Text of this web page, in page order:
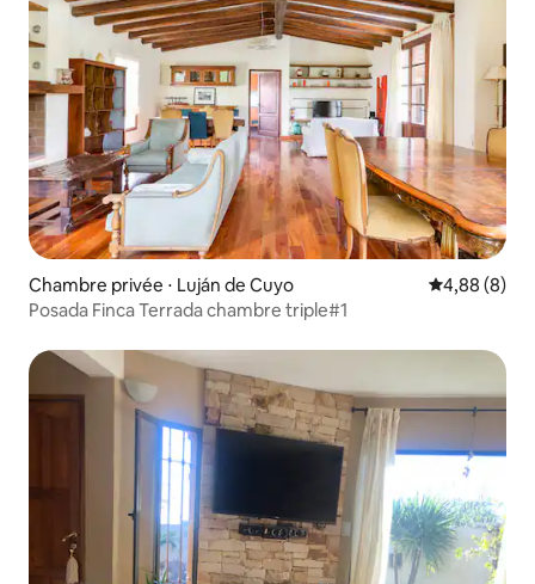
Chambre privée ⋅ Luján de Cuyo Évaluation
4,88 (8)
Posada Finca Terrada chambre triple#1